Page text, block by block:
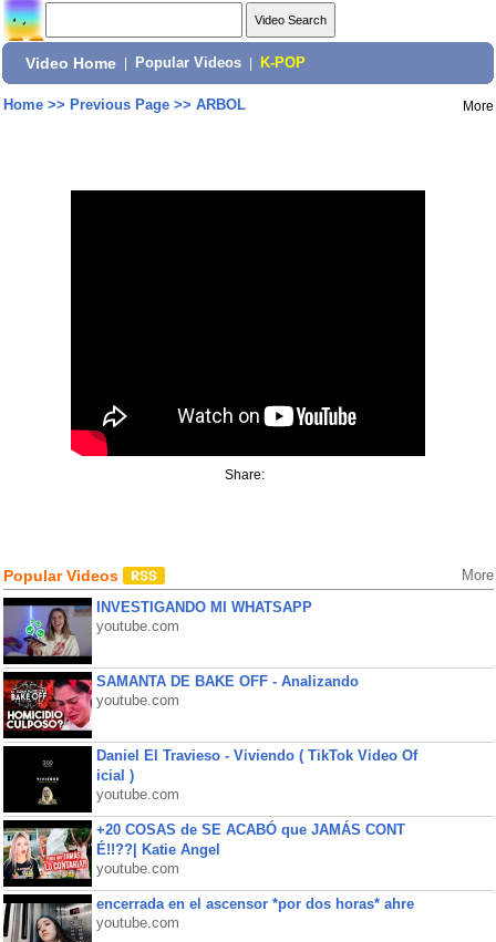
Video Home Popular Videos K-POP
Home>> Previous Page>> ARBOL More
Share:
Popular Videos More
INVESTIGANDO MI WHATSAPP
youtube.com
SAMANTA DE BAKE OFF - Analizando
youtube.com
Daniel El Travieso - Viviendo ( TikTok Video Of
icial )
youtube.com
+20 COSAS de SE ACABÓ que JAMÁS CONT
É!!??| Katie Angel
youtube.com
encerrada en el ascensor *por dos horas* ahre
youtube.com